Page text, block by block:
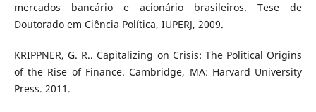
mercados bancário e acionário brasileiros. Tese de
Doutorado em Ciência Política, IUPERJ, 2009.
KRIPPNER, G. R.. Capitalizing on Crisis: The Political Origins
of the Rise of Finance. Cambridge, MA: Harvard University
Press. 2011.